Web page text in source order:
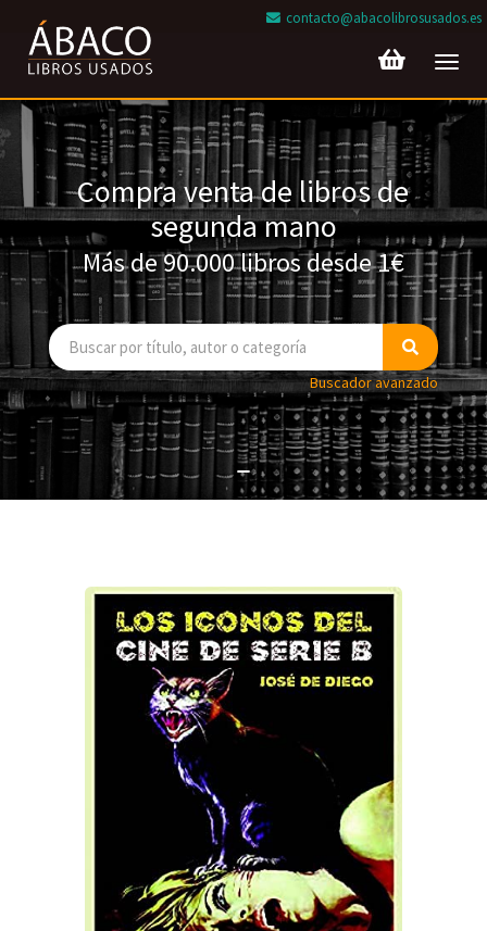
contacto@abacolibrosusados.es
Compra venta de libros de
segunda mano
Más de 90.000 libros desde 1€
Buscador avanzado